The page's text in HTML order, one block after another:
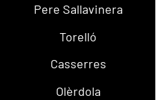
Pere Sallavinera
Torelló
Casserres
Olèrdola